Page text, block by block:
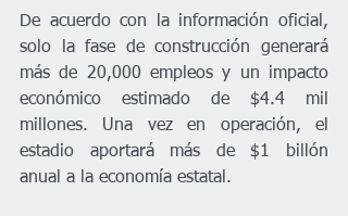
De acuerdo con la información oficial,
solo la fase de construcción generará
más de 20,000 empleos y un impacto
económico estimado de $4.4 mil
millones. Una vez en operación, el
estadio aportará más de $1 billón
anual a la economía estatal.